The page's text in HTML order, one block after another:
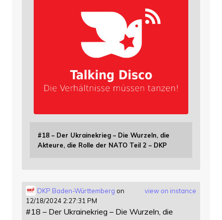
#18 – Der Ukrainekrieg – Die Wurzeln, die
Akteure, die Rolle der NATO Teil 2 – DKP
view on instance
DKP Baden-Württemberg on
12/18/2024 2:27:31 PM
#18 – Der Ukrainekrieg – Die Wurzeln, die